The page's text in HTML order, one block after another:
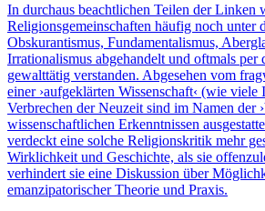
In durchaus beachtlichen Teilen der Linken
Religionsgemeinschaften häufig noch unter
Obskurantismus, Fundamentalismus,
Irrationalismus abgehandelt und oftmals per
gewalttätig verstanden. Abgesehen vom
einer ›aufgeklärten Wissenschaft‹ (wie viele
Verbrechen der Neuzeit sind im Namen der
wissenschaftlichen Erkenntnissen
verdeckt eine solche Religionskritik mehr
Wirklichkeit und Geschichte, als sie
verhindert sie eine Diskussion über
emanzipatorischer Theorie und Praxis.